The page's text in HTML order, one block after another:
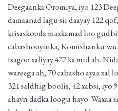
Deegaanka Oromiya, iyo 123
damaanad lagu sii daayay 122
kiisaskooda maxkamad loo
cabashooyinka, Komishanku
isagoo xaliyay 477 ka mid ah.
wareega ah, 70 cabasho ayaa xal
321 saldhig boolis, 42 xabsi, iyo
ahayn dadka loogu hayo. Waxaa